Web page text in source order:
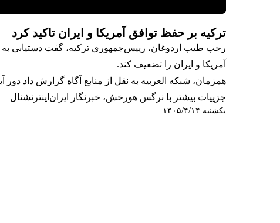
ترکیه بر حفظ توافق آمریکا و ایران تاکید کرد
رجب طیب اردوغان، رییس‌جمهوری ترکیه، گفت دستیابی به
آمریکا و ایران را تضعیف کند.
همزمان، شبکه العربیه به نقل از منابع آگاه گزارش داد دور آینده مذاکرات واشینگتن
جزییات بیشتر با نرگس هورخش، خبرنگار ایران‌اینترنشنال
یکشنبه ۱۴۰۵/۴/۱۴